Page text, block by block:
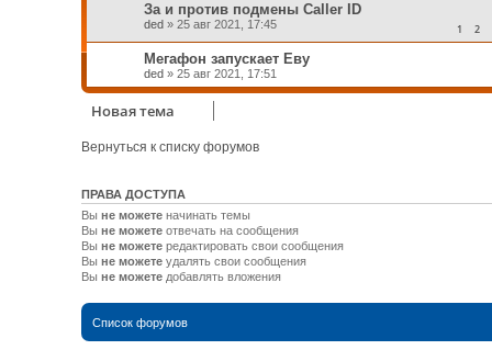
За и против подмены Caller ID
ded » 25 авг 2021, 17:45 1 2
Мегафон запускает Еву
ded» 25 авг 2021, 17:51
Новая тема
Вернуться к списку форумов
ПРАВА ДОСТУПА
Вы не можетеначинать темы
Вы не можетеотвечать на сообщения
Вы не можетередактировать свои сообщения
Вы не можетеудалять свои сообщения
Вы не можетедобавлять вложения
Список форумов